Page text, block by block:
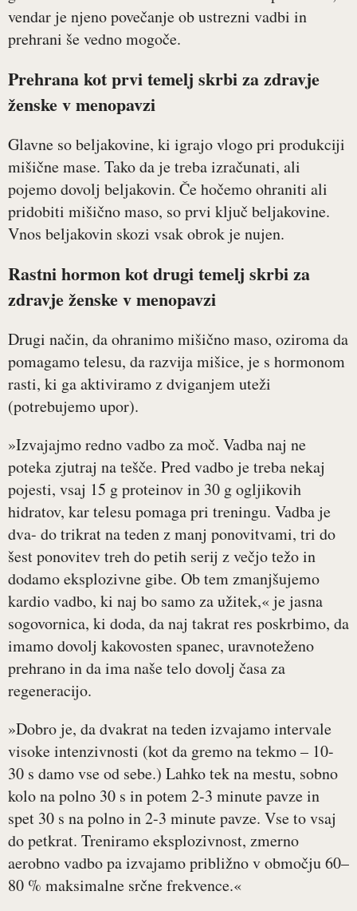
vendar je njeno povečanje ob ustrezni vadbi in
prehrani še vedno mogoče.
Prehrana kot prvi temelj skrbi za zdravje
ženske v menopavzi
Glavne so beljakovine, ki igrajo vlogo pri produkciji
mišične mase. Tako da je treba izračunati, ali
pojemo dovolj beljakovin. Če hočemo ohraniti ali
pridobiti mišično maso, so prvi ključ beljakovine.
Vnos beljakovin skozi vsak obrok je nujen.
Rastni hormon kot drugi temelj skrbi za
zdravje ženske v menopavzi
Drugi način, da ohranimo mišično maso, oziroma da
pomagamo telesu, da razvija mišice, je s hormonom
rasti, ki ga aktiviramo z dviganjem uteži
(potrebujemo upor).
»Izvajajmo redno vadbo za moč. Vadba naj ne
poteka zjutraj na tešče. Pred vadbo je treba nekaj
pojesti, vsaj 15 g proteinov in 30 g ogljikovih
hidratov, kar telesu pomaga pri treningu. Vadba je
dva- do trikrat na teden z manj ponovitvami, tri do
šest ponovitev treh do petih serij z večjo težo in
dodamo eksplozivne gibe. Ob tem zmanjšujemo
kardio vadbo, ki naj bo samo za užitek,« je jasna
sogovornica, ki doda, da naj takrat res poskrbimo, da
imamo dovolj kakovosten spanec, uravnoteženo
prehrano in da ima naše telo dovolj časa za
regeneracijo.
»Dobro je, da dvakrat na teden izvajamo intervale
visoke intenzivnosti (kot da gremo na tekmo – 10-
30 s damo vse od sebe.) Lahko tek na mestu, sobno
kolo na polno 30 s in potem 2-3 minute pavze in
spet 30 s na polno in 2-3 minute pavze. Vse to vsaj
do petkrat. Treniramo eksplozivnost, zmerno
aerobno vadbo pa izvajamo približno v območju 60–
80 % maksimalne srčne frekvence.«